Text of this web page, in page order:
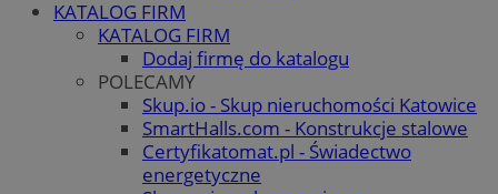
KATALOG FIRM
KATALOG FIRM
Dodaj firmę do katalogu
POLECAMY
Skup.io - Skup nieruchomości Katowice
SmartHalls.com - Konstrukcje stalowe
Certyfikatomat.pl - Świadectwo
energetyczne